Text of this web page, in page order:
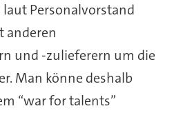
Personalvorstand
anderen
und -zulieferern um die
Man könne deshalb
“war for talents”